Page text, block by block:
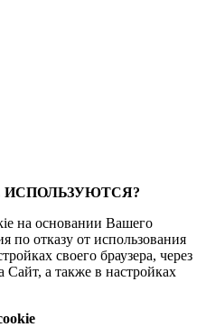
ИСПОЛЬЗУЮТСЯ?
на основании Вашего
по отказу от использования
своего браузера, через
Сайт, а также в настройках